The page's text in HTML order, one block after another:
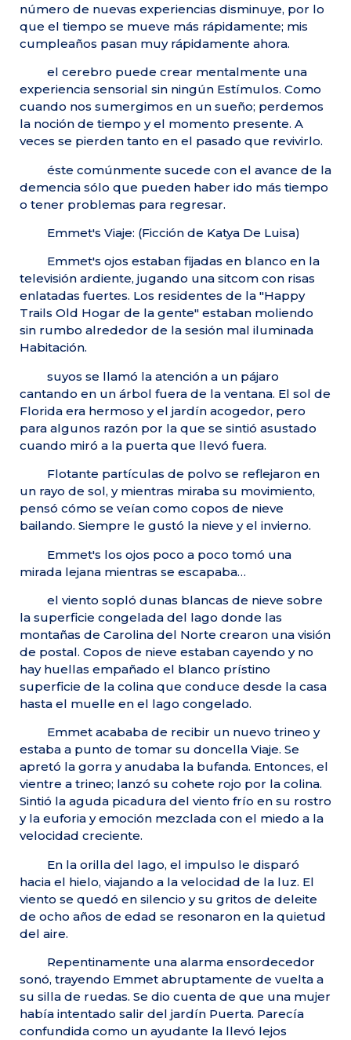
número de nuevas experiencias disminuye, por lo
que el tiempo se mueve más rápidamente; mis
cumpleaños pasan muy rápidamente ahora.
el cerebro puede crear mentalmente una
experiencia sensorial sin ningún Estímulos. Como
cuando nos sumergimos en un sueño; perdemos
la noción de tiempo y el momento presente. A
veces se pierden tanto en el pasado que revivirlo.
éste comúnmente sucede con el avance de la
demencia sólo que pueden haber ido más tiempo
o tener problemas para regresar.
Emmet's Viaje: (Ficción de Katya De Luisa)
Emmet's ojos estaban fijadas en blanco en la
televisión ardiente, jugando una sitcom con risas
enlatadas fuertes. Los residentes de la "Happy
Trails Old Hogar de la gente" estaban moliendo
sin rumbo alrededor de la sesión mal iluminada
Habitación.
suyos se llamó la atención a un pájaro
cantando en un árbol fuera de la ventana. El sol de
Florida era hermoso y el jardín acogedor, pero
para algunos razón por la que se sintió asustado
cuando miró a la puerta que llevó fuera.
Flotante partículas de polvo se reflejaron en
un rayo de sol, y mientras miraba su movimiento,
pensó cómo se veían como copos de nieve
bailando. Siempre le gustó la nieve y el invierno.
Emmet's los ojos poco a poco tomó una
mirada lejana mientras se escapaba…
el viento sopló dunas blancas de nieve sobre
la superficie congelada del lago donde las
montañas de Carolina del Norte crearon una visión
de postal. Copos de nieve estaban cayendo y no
hay huellas empañado el blanco prístino
superficie de la colina que conduce desde la casa
hasta el muelle en el lago congelado.
Emmet acababa de recibir un nuevo trineo y
estaba a punto de tomar su doncella Viaje. Se
apretó la gorra y anudaba la bufanda. Entonces, el
vientre a trineo; lanzó su cohete rojo por la colina.
Sintió la aguda picadura del viento frío en su rostro
y la euforia y emoción mezclada con el miedo a la
velocidad creciente.
En la orilla del lago, el impulso le disparó
hacia el hielo, viajando a la velocidad de la luz. El
viento se quedó en silencio y su gritos de deleite
de ocho años de edad se resonaron en la quietud
del aire.
Repentinamente una alarma ensordecedor
sonó, trayendo Emmet abruptamente de vuelta a
su silla de ruedas. Se dio cuenta de que una mujer
había intentado salir del jardín Puerta. Parecía
confundida como un ayudante la llevó lejos